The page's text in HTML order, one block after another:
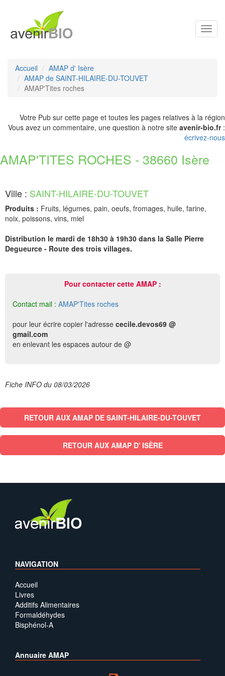
Accueil
AMAP d' Isère
AMAP de SAINT-HILAIRE-DU-TOUVET
AMAP'Tites roches
Votre Pub sur cette page et toutes les pages relatives à la région
Vous avez un commentaire, une question à notre site avenir-bio.fr:
écrivez-nous
AMAP'TITES ROCHES - 38660 Isère
Ville : SAINT-HILAIRE-DU-TOUVET
Produits : Fruits, légumes, pain, oeufs, fromages, huile, farine,
noix, poissons, vins, miel
Distribution le mardi de 18h30 à 19h30 dans la Salle Pierre
Degueurce - Route des trois villages.
Pour contacter cette AMAP :
Contact mail : AMAP'Tites roches
pour leur écrire copier l'adresse cecile.devos69 @
gmail.com
en enlevant les espaces autour de @
Fiche INFO du 08/03/2026
RETOUR AUX AMAP DE SAINT-HILAIRE-DU-TOUVET
RETOUR AUX AMAP D' ISÈRE
NAVIGATION
Accueil
Livres
Additifs Alimentaires
Formaldéhydes
Bisphénol-A
Annuaire AMAP